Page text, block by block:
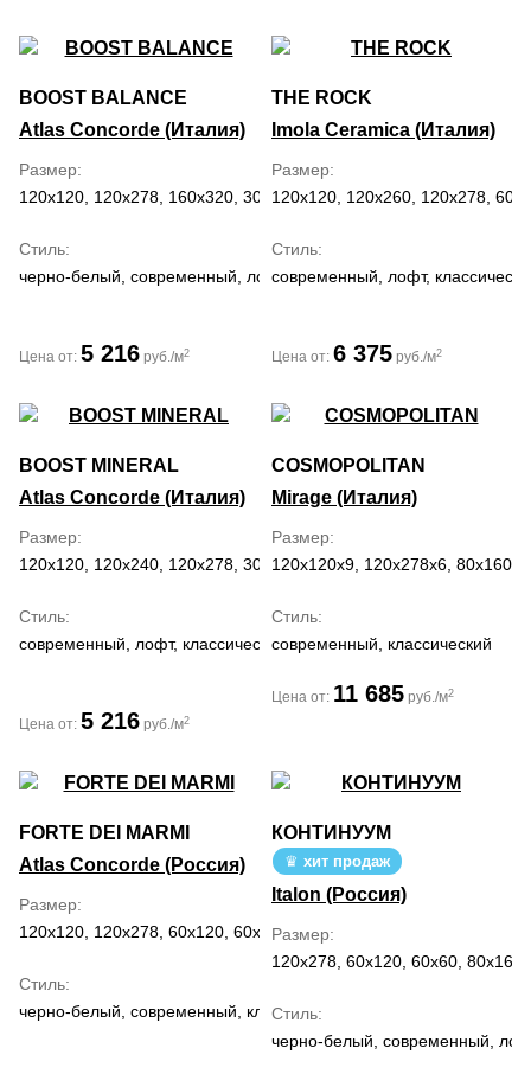
BOOST BALANCE
Atlas Concorde (Италия)
Размер
120x120, 120x278, 160x320, 30x60, 60x120, 60x60, 75x75
Стиль
черно-белый, современный, лофт
Цена от: 5 216 руб./м2
THE ROCK
Imola Ceramica (Италия)
Размер
120x120, 120x260, 120x278,
Стиль
современный, лофт,
Цена от: 6 375 руб./м2
BOOST MINERAL
Atlas Concorde (Италия)
Размер
120x120, 120x240, 120x278, 30x60, 60x120, 60x60, 60x90,
Стиль
современный, лофт, классический, средиземноморский
Цена от: 5 216 руб./м2
COSMOPOLITAN
Mirage (Италия)
Размер
120x120x9, 120x278x6, 80x160,
Стиль
современный, классический
Цена от: 11 685 руб./м2
FORTE DEI MARMI
Atlas Concorde (Россия)
Размер
120x120, 120x278, 60x120, 60x60, 80x160, 80x80
Стиль
черно-белый, современный, классический
КОНТИНУУМ
хит продаж
Italon (Россия)
Размер
120x278, 60x120, 60x60, 80x160
Стиль
черно-белый, современный,